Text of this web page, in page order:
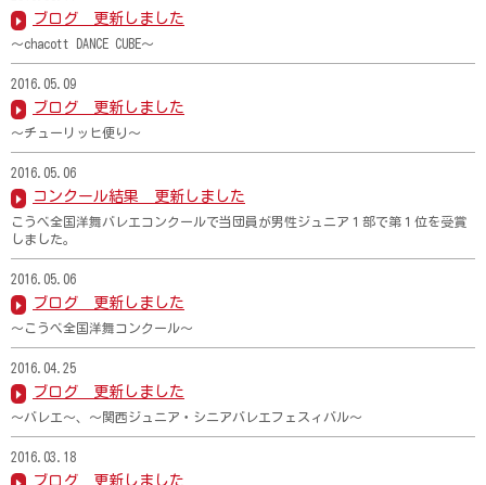
ブログ 更新しました
～chacott DANCE CUBE～
2016.05.09
ブログ 更新しました
～チューリッヒ便り～
2016.05.06
コンクール結果 更新しました
こうべ全国洋舞バレエコンクールで当団員が男性ジュニア１部で第１位を受賞
しました。
2016.05.06
ブログ 更新しました
～こうべ全国洋舞コンクール～
2016.04.25
ブログ 更新しました
～バレエ～、～関西ジュニア・シニアバレエフェスィバル～
2016.03.18
ブログ 更新しました